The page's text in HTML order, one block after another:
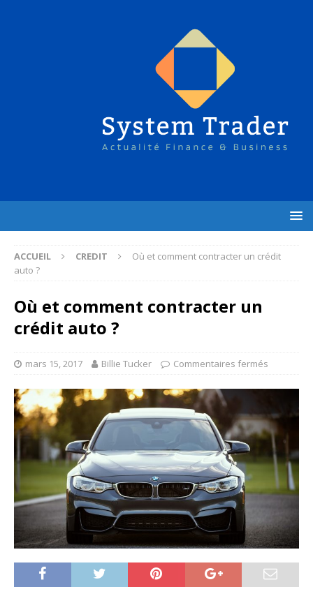
ACCUEIL CREDIT
Où et comment contracter un crédit
auto ?
Où et comment contracter un
crédit auto ?
mars 15, 2017 Billie Tucker Commentaires fermés